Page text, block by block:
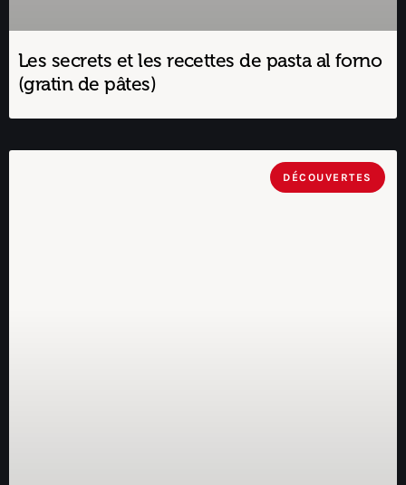
Les secrets et les recettes de pasta al forno
(gratin de pâtes)
DÉCOUVERTES